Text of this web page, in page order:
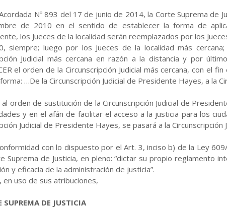
Nº 893 del 17 de junio de 2014, la Corte Suprema de
de 2010 en el sentido de establecer la forma de
los Jueces de la localidad serán reemplazados por los
siempre; luego por los Jueces de la localidad más
Judicial más cercana en razón a la distancia y por
el orden de la Circunscripción Judicial más cercana, con
…De la Circunscripción Judicial de Presidente Hayes, a la
al orden de sustitución de la Circunscripción Judicial de
y en el afán de facilitar el acceso a la justicia para los
Judicial de Presidente Hayes, se pasará a la Circunscripción
con lo dispuesto por el Art. 3, inciso b) de la Ley
Suprema de Justicia, en pleno: “dictar su propio reglamento
y eficacia de la administración de justicia”.
en uso de sus atribuciones,
SUPREMA DE JUSTICIA